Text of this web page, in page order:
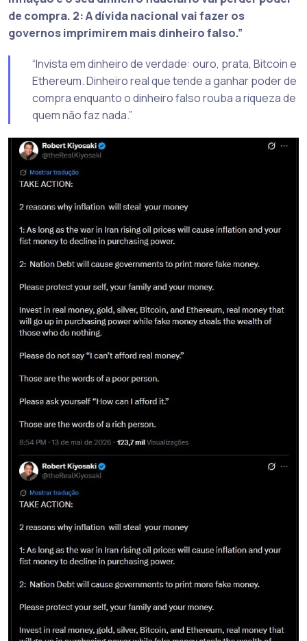
de compra. 2: A dívida nacional vai fazer os
governos imprimirem mais dinheiro falso.”
“Invista em dinheiro de verdade: ouro, prata, Bitcoin e
Ethereum. Dinheiro real que tende a ganhar poder de
compra enquanto o dinheiro falso rouba a riqueza de
quem não faz nada.”